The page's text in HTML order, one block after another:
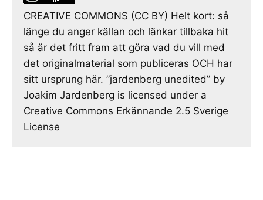
CREATIVE COMMONS (CC BY) Helt kort: så
länge du anger källan och länkar tillbaka hit
så är det fritt fram att göra vad du vill med
det originalmaterial som publiceras OCH har
sitt ursprung här. ”jardenberg unedited” by
Joakim Jardenberg is licensed under a
Creative Commons Erkännande 2.5 Sverige
License